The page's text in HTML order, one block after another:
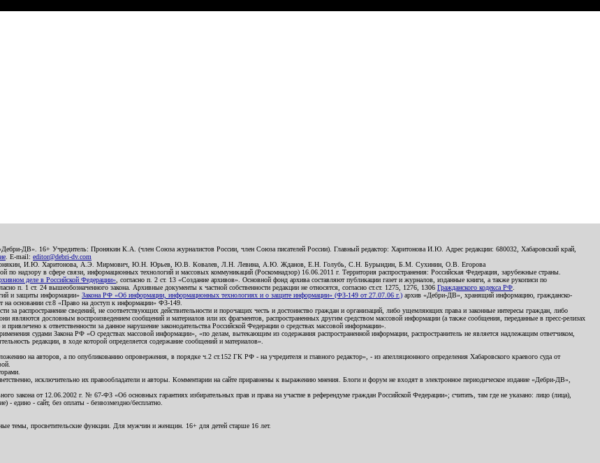
ДВ». 16+ Учредитель: Пронякин К.А. (член Союза журналистов России, член Союза писателей России). Главный редактор: Харитонова И.Ю. Адрес редакции: 680032, Хабаровский край,
. E-mail: editor@debri-dv.com
Пронякин, И.Ю. Харитонова, А.Э. Мирмович, Ю.Н. Юрьев, Ю.В. Ковалев, Л.Н. Левина, А.Ю. Жданов, Е.Н. Голубь, С.Н. Бурындин, Б.М. Сухинин, О.В. Егорова
по надзору в сфере связи, информационных технологий и массовых коммуникаций (Роскомнадзор) 16.06.2011 г. Территория распространения: Российская Федерация, зарубежные страны.
деле в Российской Федерации» , согласно п. 2 ст. 13 «Создание архивов». Основной фонд архива составляют публикации газет и журналов, изданные книги, а также рукописи по
п. 1 ст. 24 вышеобозначенного закона. Архивные документы к частной собственности редакции не относятся, согласно ст.ст. 1275, 1276, 1306 Гражданского кодекса РФ
и защиты информации» Закона РФ «Об информации, информационных технологиях и о защите информации» (ФЗ-149 от 27.07.06 г.) архив «Дебри-ДВ», хранящий информацию, гражданско-
на основании ст.8 «Право на доступ к информации» ФЗ-149.
распространение сведений, не соответствующих действительности и порочащих честь и достоинство граждан и организаций, либо ущемляющих права и законные интересы граждан, либо
являются дословным воспроизведением сообщений и материалов или их фрагментов, распространенных другим средством массовой информации (а также сообщения, переданные в пресс-релизах
к ответственности за данное нарушение законодательства Российской Федерации о средствах массовой информации».
судами Закона РФ «О средствах массовой информации», «по делам, вытекающим из содержания распространенной информации, распространитель не является надлежащим ответчиком,
редакции, в ходе которой определяется содержание сообщений и материалов».
на авторов, а по опубликованию опровержения, в порядке ч.2 ст.152 ГК РФ - на учредителя и главного редактор», - из апелляционного определения Хабаровского краевого суда от
исключительно их правообладатели и авторы. Комментарии на сайте приравнены к выражению мнения. Блоги и форум не входят в электронное периодическое издание «Дебри-ДВ»,
закона от 12.06.2002 г. № 67-ФЗ «Об основных гарантиях избирательных прав и права на участие в референдуме граждан Российской Федерации»; считать, там где не указано: лицо (лица),
- едино - сайт, без оплаты - безвозмездно/бесплатно.
темы, просветительские функции. Для мужчин и женщин. 16+ для детей старше 16 лет.